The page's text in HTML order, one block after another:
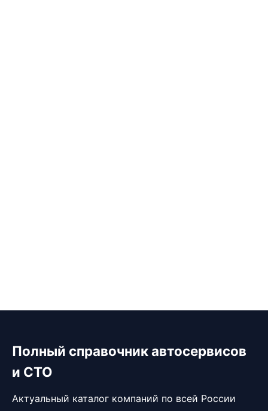
Полный справочник автосервисов
и СТО
Актуальный каталог компаний по всей России